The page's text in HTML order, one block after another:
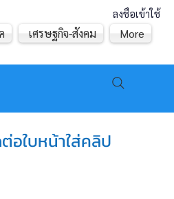
ลงชื่อเข้าใช้
เศรษฐกิจ-สังคม More
อใบหน้าใส่คลิป